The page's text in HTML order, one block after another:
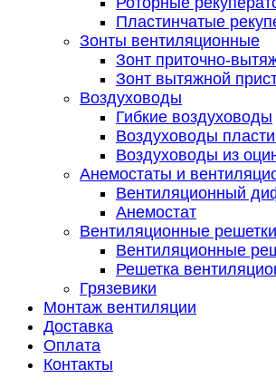
Пластинчатые
Зонты вентиляционные
Зонт приточно-
Зонт вытяжной
Воздуховоды
Гибкие воздуховоды
Воздуховоды
Воздуховоды из
Анемостаты и
Вентиляционный
Анемостат
Вентиляционные решетки
Вентиляционные
Решетка
Грязевики
Монтаж вентиляции
Доставка
Оплата
Контакты